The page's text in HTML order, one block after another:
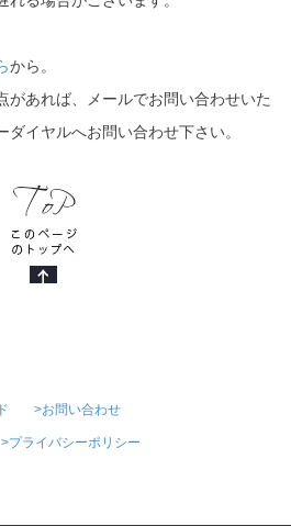
から。
あれば、メールでお問い合わせいた
イヤルへお問い合わせ下さい。
>お問い合わせ
>プライバシーポリシー